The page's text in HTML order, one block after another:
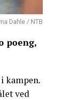
Dahle / NTB
poeng,
kampen.
ved